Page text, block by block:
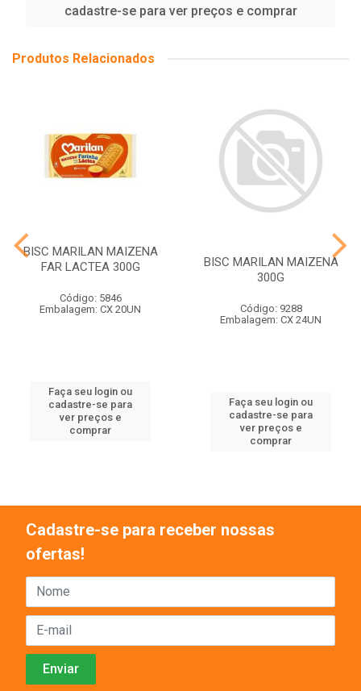
cadastre-se para ver preços e comprar
Produtos Relacionados
BISC MARILAN MAIZENA
FAR LACTEA 300G
Código: 5846
Embalagem: CX 20UN
Faça seu login ou
cadastre-se para
ver preços e
comprar
BISC MARILAN MAIZENA
300G
Código: 9288
Embalagem: CX 24UN
Faça seu login ou
cadastre-se para
ver preços e
comprar
Cadastre-se para receber nossas
ofertas!